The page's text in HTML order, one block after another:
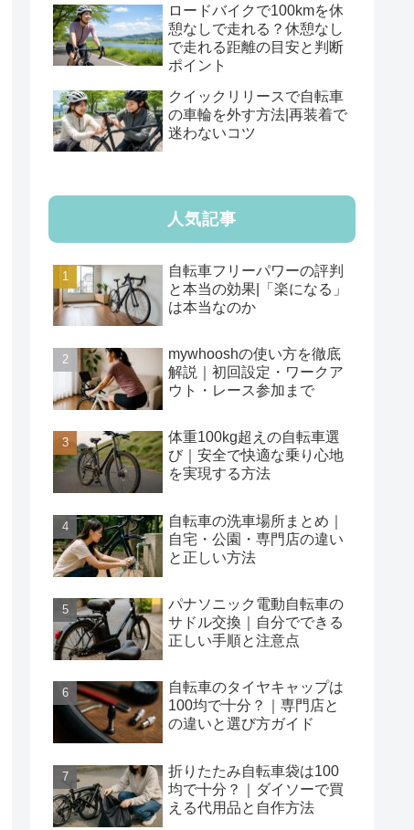
ロードバイクで100kmを休
憩なしで走れる？休憩なし
で走れる距離の目安と判断
ポイント
クイックリリースで自転車
の車輪を外す方法|再装着で
迷わないコツ
人気記事
自転車フリーパワーの評判
と本当の効果|「楽になる」
は本当なのか
mywhooshの使い方を徹底
解説｜初回設定・ワークア
ウト・レース参加まで
体重100kg超えの自転車選
び｜安全で快適な乗り心地
を実現する方法
自転車の洗車場所まとめ｜
自宅・公園・専門店の違い
と正しい方法
パナソニック電動自転車の
サドル交換｜自分でできる
正しい手順と注意点
自転車のタイヤキャップは
100均で十分？｜専門店と
の違いと選び方ガイド
折りたたみ自転車袋は100
均で十分？｜ダイソーで買
える代用品と自作方法